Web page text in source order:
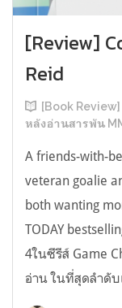
[Review]
Reid
[Book
หลังอ่านสารพัน
A friends-with-
veteran goalie
both wanting
TODAY
4ในซีรีส์ Game
อ่าน ในที่สุดลำดั